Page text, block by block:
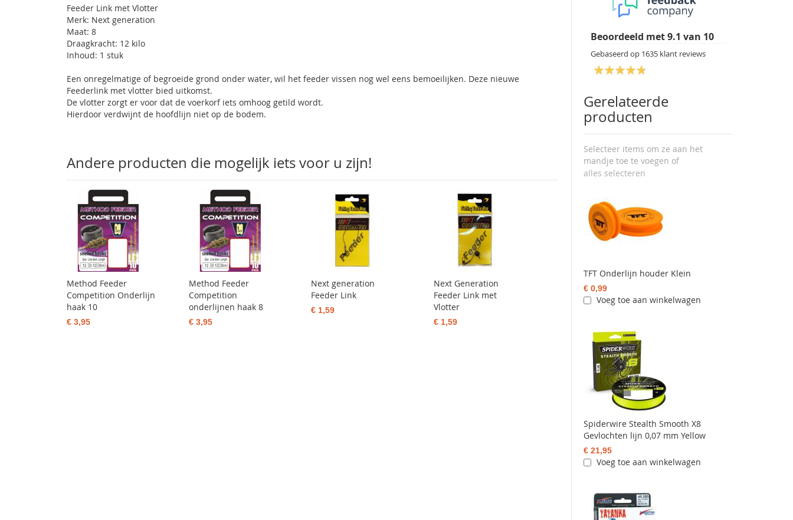
gallerij
Beoordeeld met9.1 van 10
Gebaseerd op 1635 klant reviews
Gerelateerde
producten
Selecteer items om ze aan het
mandje toe te voegen of
alles selecteren
TFT Onderlijn houder Klein
€ 0,99
Voeg toe aan winkelwagen
Spiderwire Stealth Smooth X8
Gevlochten lijn 0,07 mm Yellow
€ 21,95
Voeg toe aan winkelwagen
Feeder Link met Vlotter
Merk: Next generation
Maat: 8
Draagkracht: 12 kilo
Inhoud: 1 stuk
Een onregelmatige of begroeide grond onder water, wil het feeder vissen nog wel eens bemoeilijken. Deze nieuwe
Feederlink met vlotter bied uitkomst.
De vlotter zorgt er voor dat de voerkorf iets omhoog getild wordt.
Hierdoor verdwijnt de hoofdlijn niet op de bodem.
Andere producten die mogelijk iets voor u zijn!
Method Feeder
Competition Onderlijn
haak 10
€ 3,95
Method Feeder
Competition
onderlijnen haak 8
€ 3,95
Next generation
Feeder Link
€ 1,59
Next Generation
Feeder Link met
Vlotter
€ 1,59